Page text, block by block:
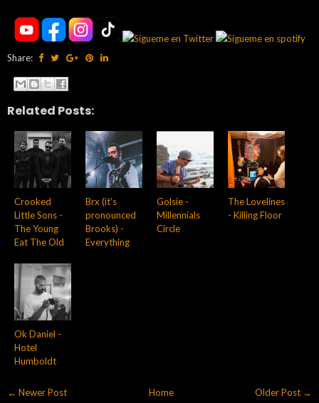
Share:
Related Posts:
Crooked
Little Sons -
The Young
Eat The Old
Brx (it’s
pronounced
Brooks) -
Everything
Golsie -
Millennials
Circle
The Lovelines
- Killing Floor
Ok Daniel -
Hotel
Humboldt
← Newer Post Older Post →
Home